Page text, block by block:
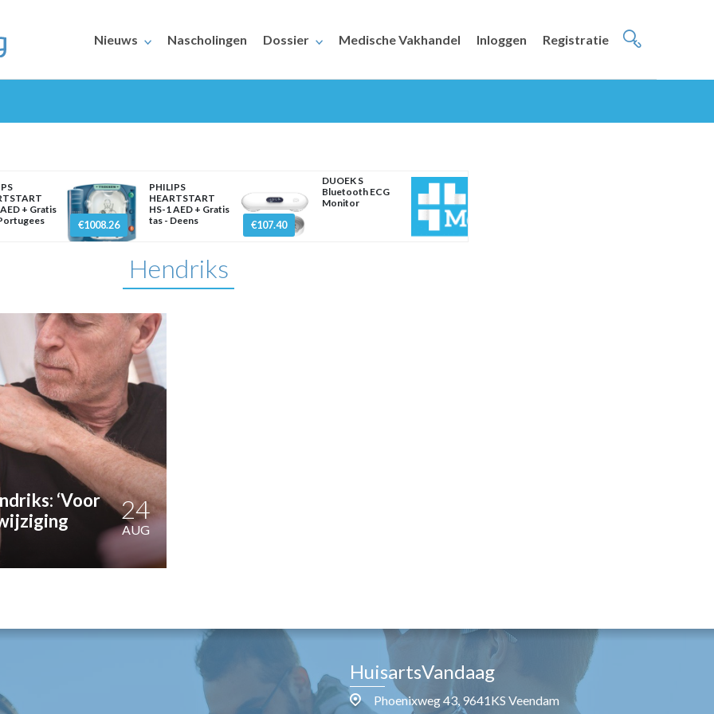
Nieuws Nascholingen Dossier Medische Vakhandel Inloggen Registratie
+ Gratis
€1008.26
PHILIPS
HEARTSTART
HS-1 AED + Gratis
tas - Deens
€107.40
DUOEK S
Bluetooth ECG
Monitor
Hendriks
‘Voor
24
AUG
HuisartsVandaag
Phoenixweg 43, 9641KS Veendam